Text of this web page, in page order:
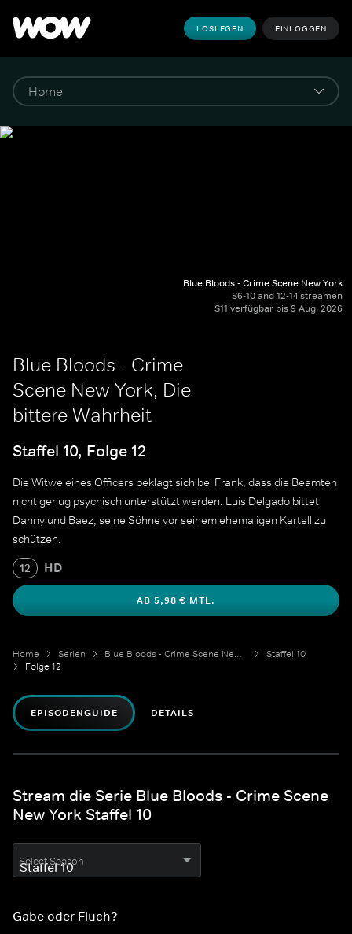
LOSLEGEN EINLOGGEN
Blue Bloods - Crime Scene New York
S6-10 and 12-14 streamen
S11 verfügbar bis 9 Aug. 2026
Blue Bloods - Crime
Scene New York, Die
bittere Wahrheit
Staffel 10, Folge 12
Die Witwe eines Officers beklagt sich bei Frank, dass die Beamten
nicht genug psychisch unterstützt werden. Luis Delgado bittet
Danny und Baez, seine Söhne vor seinem ehemaligen Kartell zu
schützen.
12 HD
AB 5,98 € MTL.
Home Serien Blue Bloods - Crime Scene New York
Staffel 10
Folge 12
EPISODENGUIDE DETAILS
Stream die Serie Blue Bloods - Crime Scene
New York Staffel 10
Select Season
Gabe oder Fluch?